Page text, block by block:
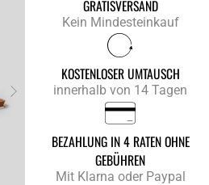
GRATISVERSAND
Kein Mindesteinkauf
KOSTENLOSER UMTAUSCH
innerhalb von 14 Tagen
BEZAHLUNG IN 4 RATEN OHNE
GEBÜHREN
Mit Klarna oder Paypal